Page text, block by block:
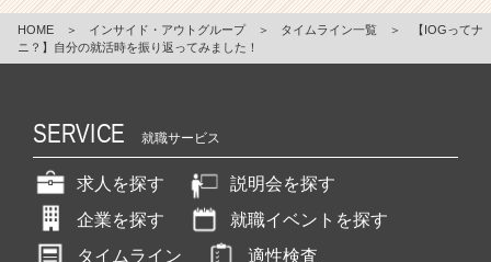
HOME ＞ インサイド・アウトグループ ＞ タイムライン一覧 ＞
【IOGってナ
ニ？】自分の就活時を振り返ってみました！
SERVICE 就職サービス
求人を探す
説明会を探す
企業を探す
就職イベントを探す
タイムライン
適性検査